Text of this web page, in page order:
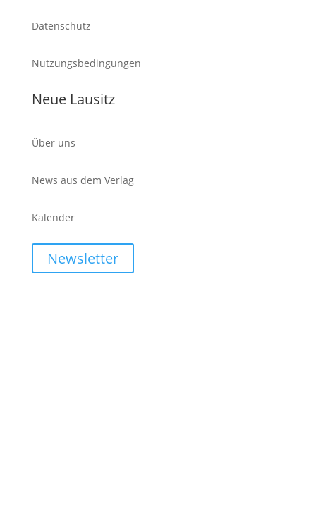
Datenschutz
Nutzungsbedingungen
Neue Lausitz
Über uns
News aus dem Verlag
Kalender
Newsletter